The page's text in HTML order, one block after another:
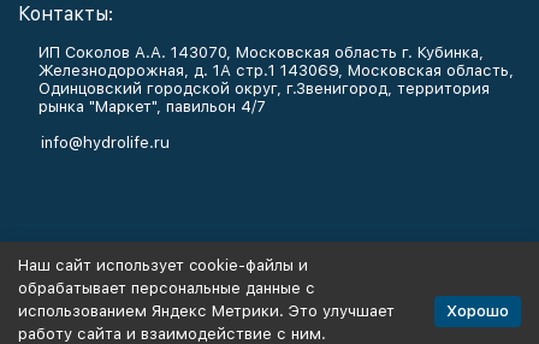
Контакты:
ИП Соколов А.А. 143070, Московская область г. Кубинка,
Железнодорожная, д. 1А стр.1 143069, Московская область,
Одинцовский городской округ, г.Звенигород, территория
рынка "Маркет", павильон 4/7
info@hydrolife.ru
Информация
Наш сайт использует cookie-файлы и
обрабатывает персональные данные с
использованием Яндекс Метрики. Это улучшает
работу сайта и взаимодействие с ним.
Хорошо